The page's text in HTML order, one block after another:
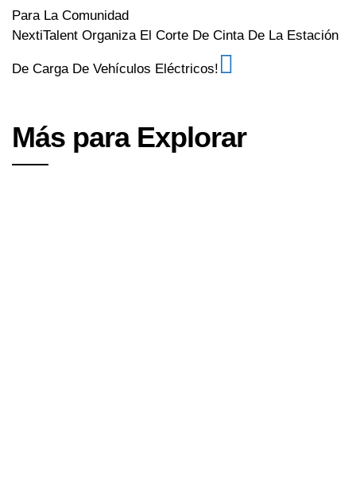
Para La Comunidad
NextiTalent Organiza El Corte De Cinta De La Estación
De Carga De Vehículos Eléctricos!
Más para Explorar